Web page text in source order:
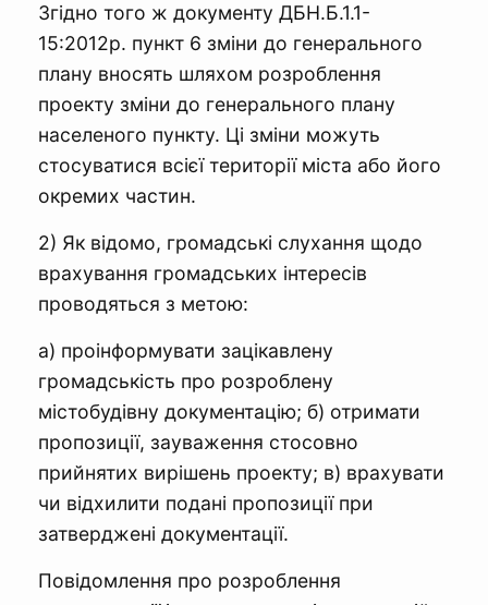
Згідно того ж документу ДБН.Б.1.1-
15:2012р. пункт 6 зміни до генерального
плану вносять шляхом розроблення
проекту зміни до генерального плану
населеного пункту. Ці зміни можуть
стосуватися всієї території міста або його
окремих частин.
2) Як відомо, громадські слухання щодо
врахування громадських інтересів
проводяться з метою:
а) проінформувати зацікавлену
громадськість про розроблену
містобудівну документацію; б) отримати
пропозиції, зауваження стосовно
прийнятих вирішень проекту; в) врахувати
чи відхилити подані пропозиції при
затверджені документації.
Повідомлення про розроблення